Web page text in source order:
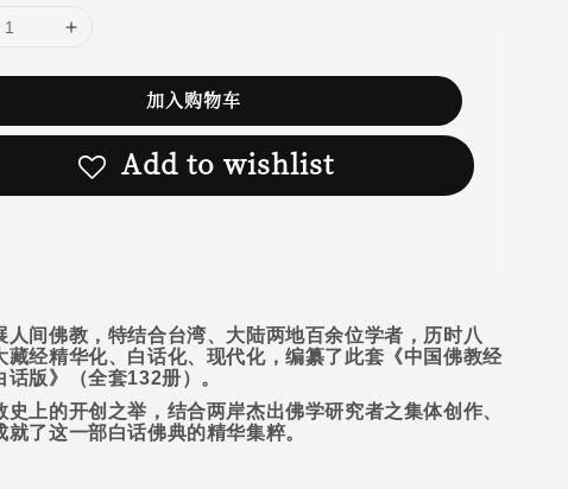
加入购物车
Add to wishlist
人间佛教，特结合台湾、大陆两地百余位学者，历时八
藏经精华化、白话化、现代化，编纂了此套《中国佛教经
话版》（全套132册）。
史上的开创之举，结合两岸杰出佛学研究者之集体创作、
就了这一部白话佛典的精华集粹。